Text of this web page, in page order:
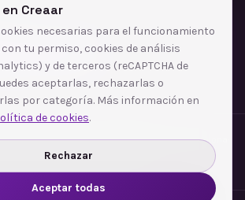
)
en Google
·L'Hospitalet de Llobregat·Terrassa·Badalona
Santa Coloma de Gramenet
Creaar
necesarias para el funcionamiento
con tu permiso, cookies de análisis
y de terceros (reCAPTCHA de
aceptarlas, rechazarlas o
por categoría. Más información en
de cookies.
Rechazar
Aceptar todas